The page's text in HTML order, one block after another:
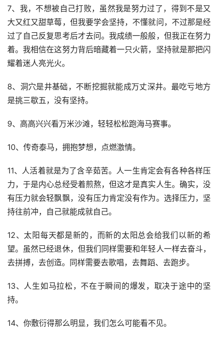
7、我，不想被自己打败，虽然我是努力过了，得到不是又
大又红又甜草莓，但我要学会坚持，不懂就问，不过那是经
过了自己反复思考后才去问。我成绩一般般，但我正在努力
着。我相信在这努力背后暗藏着一只火箭，坚持就是那把闪
耀着迷人亮光火。
8、洞穴是井基础，不断挖掘就能成万丈深井。最吃亏地方
是挑三歇五，没有坚持。
9、高高兴兴看万米沙滩，轻轻松松跑海马赛事。
10、传奇泰马，拥抱梦想，点燃激情。
11、人活着就是为了含辛茹苦。人一生肯定会有各种各样压
力，于是内心总经受着煎熬，但这才是真实人生。确实，没
有压力就会轻飘飘，没有压力肯定没有作为。选择压力，坚
持往前冲，自己就能成就自己。
12、太阳每天都是新的，而新的太阳总会给我们以新的希
望。虽然已经退休，但我们同样需要和年轻人一样去奋斗，
去拼搏，去创造。同样需要去歌唱，去舞蹈、去跑步。
13、人生如马拉松，不在于瞬间的爆发，取决于途中的坚
持。
14、你敷衍得那么明显，我们怎么可能看不见。